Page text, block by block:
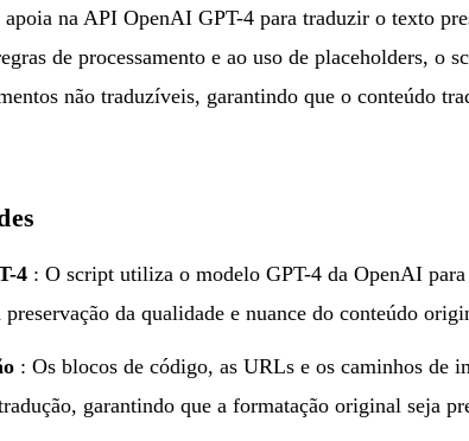
na API OpenAI GPT-4 para traduzir o texto
de processamento e ao uso de placeholders, o
não traduzíveis, garantindo que o conteúdo
4 : O script utiliza o modelo GPT-4 da OpenAI
da qualidade e nuance do conteúdo
: Os blocos de código, as URLs e os caminhos de
garantindo que a formatação original seja